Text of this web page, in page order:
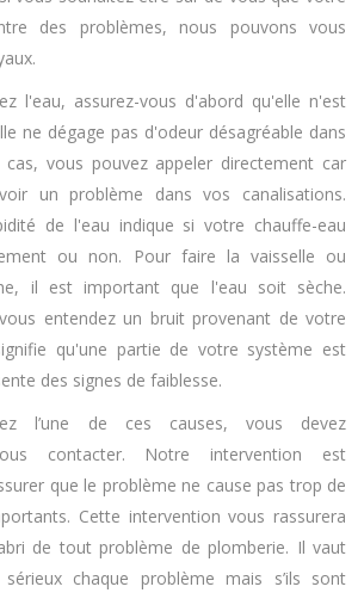
des problèmes, nous pouvons vous
l'eau, assurez-vous d'abord qu'elle n'est
ne dégage pas d'odeur désagréable dans
vous pouvez appeler directement car
un problème dans vos canalisations.
de l'eau indique si votre chauffe-eau
ou non. Pour faire la vaisselle ou
il est important que l'eau soit sèche.
entendez un bruit provenant de votre
qu'une partie de votre système est
des signes de faiblesse.
l’une de ces causes, vous devez
contacter. Notre intervention est
que le problème ne cause pas trop de
Cette intervention vous rassurera
de tout problème de plomberie. Il vaut
chaque problème mais s’ils sont